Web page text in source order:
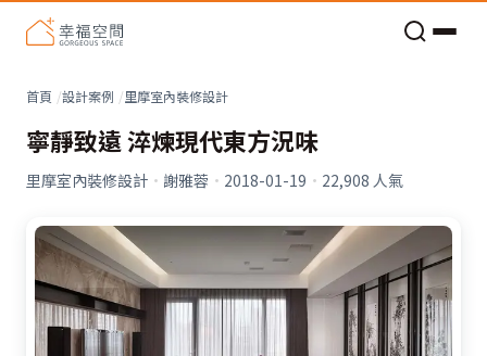
首頁 設計案例 里摩室內裝修設計
寧靜致遠 淬煉現代東方況味
里摩室內裝修設計 · 謝雅蓉 · 2018-01-19 · 22,908 人氣